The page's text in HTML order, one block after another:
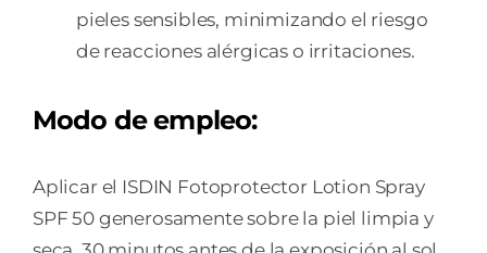
pieles sensibles, minimizando el riesgo
de reacciones alérgicas o irritaciones.
Modo de empleo:
Aplicar el ISDIN Fotoprotector Lotion Spray
SPF 50 generosamente sobre la piel limpia y